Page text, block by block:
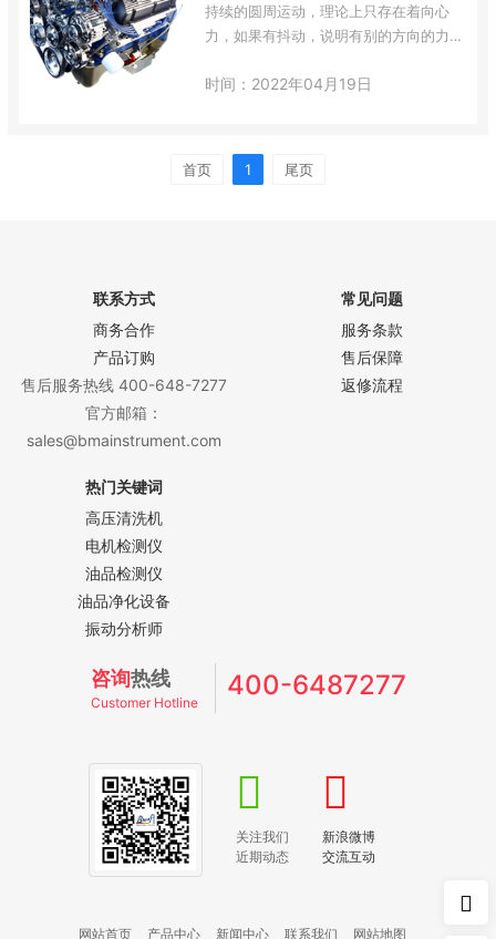
新开始工作：手动复位——需要按下复位
按钮；自动复位——过载去除，等一会
持续的圆周运动，理论上只存在着向心
力，如果有抖动，说明有别的方向的力存
方面去考虑了。一、负载方面1、有些负
些振动盘之类的，这些系统本身就要去振
动才可以工作的，只要在正常的设计范围
时间：2022年04月19日
首页 1 尾页
联系方式
商务合作
产品订购
售后服务热线 400-648-7277
官方邮箱：
sales@bmainstrument.com
常见问题
服务条款
售后保障
返修流程
热门关键词
高压清洗机
电机检测仪
油品检测仪
油品净化设备
振动分析师
咨询热线
Customer Hotline
400-6487277
关注我们
近期动态
新浪微博
交流互动
网站首页 产品中心 新闻中心 联系我们 网站地图